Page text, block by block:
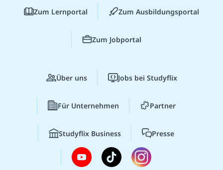
Zum Lernportal Zum Ausbildungsportal
Zum Jobportal
Über uns Jobs bei Studyflix
Für Unternehmen Partner
Studyflix Business Presse